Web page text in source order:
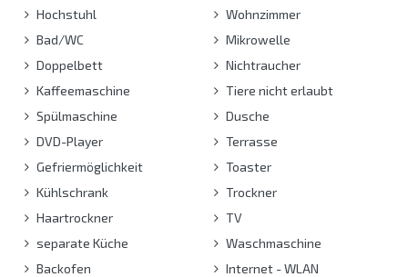
Hochstuhl
Bad/WC
Doppelbett
Kaffeemaschine
Spülmaschine
DVD-Player
Gefriermöglichkeit
Kühlschrank
Haartrockner
separate Küche
Backofen
Wohnzimmer
Mikrowelle
Nichtraucher
Tiere nicht erlaubt
Dusche
Terrasse
Toaster
Trockner
TV
Waschmaschine
Internet - WLAN